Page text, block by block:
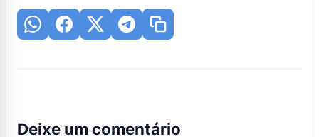
Deixe um comentário